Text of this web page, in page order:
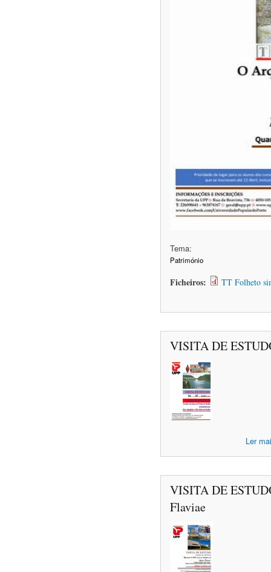
Tema:
Património
Ficheiros: TT Folheto
VISITA DE
Ler
VISITA DE
Flaviae